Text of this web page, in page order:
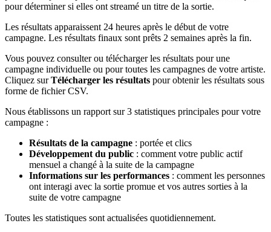
pour déterminer si elles ont streamé un titre de la sortie.
Les résultats apparaissent 24 heures après le début de votre
campagne. Les résultats finaux sont prêts 2 semaines après la fin.
Vous pouvez consulter ou télécharger les résultats pour une
campagne individuelle ou pour toutes les campagnes de votre artiste.
Cliquez surTélécharger les résultats pour obtenir les résultats sous
forme de fichier CSV.
Nous établissons un rapport sur 3 statistiques principales pour votre
campagne :
Résultats de la campagne : portée et clics
Développement du public : comment votre public actif
mensuel a changé à la suite de la campagne
Informations sur les performances : comment les personnes
ont interagi avec la sortie promue et vos autres sorties à la
suite de votre campagne
Toutes les statistiques sont actualisées quotidiennement.